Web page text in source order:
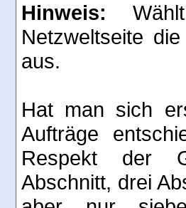
Hinweis:
Netzweltseite
aus.
Hat man sich
Aufträge
Respekt der
Abschnitt, drei